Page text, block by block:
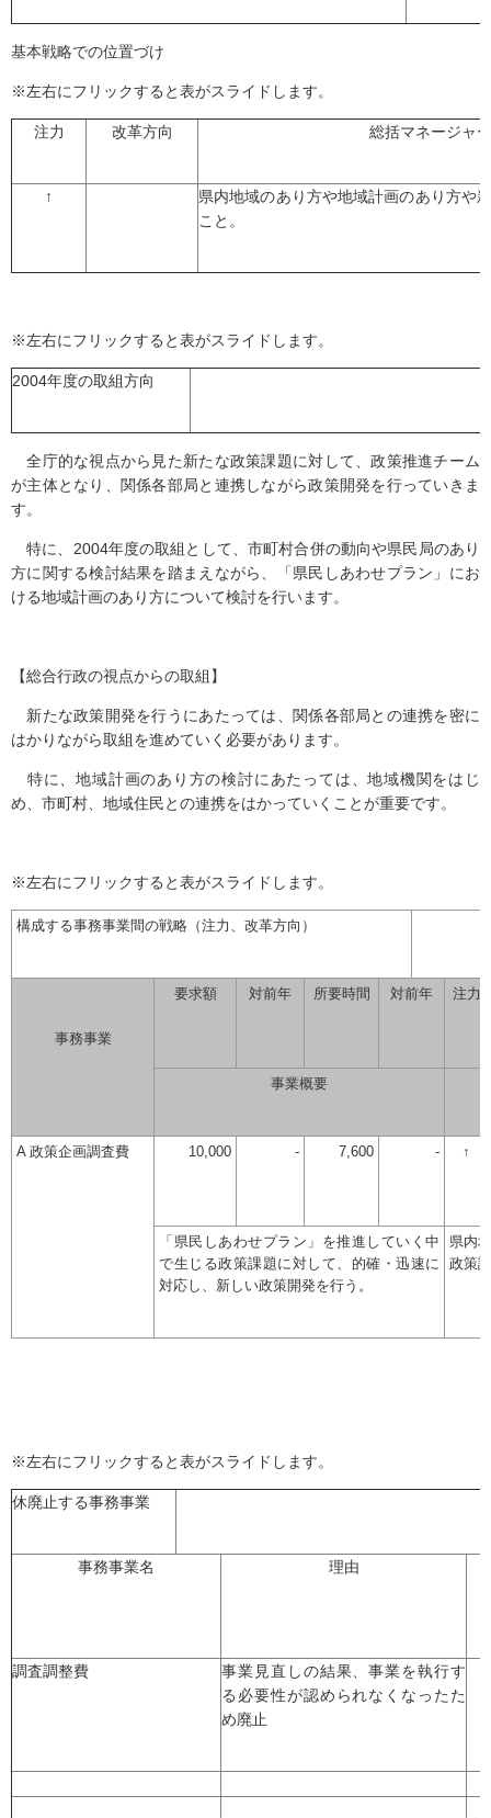
基本戦略での位置づけ
※左右にフリックすると表がスライドします。
注力 改革方向 総括マネージャ
↑
県内地域のあり方や地域計画のあり方や
こと。
※左右にフリックすると表がスライドします。
2004年度の取組方向
全庁的な視点から見た新たな政策課題に対して、政策推進チーム
が主体となり、関係各部局と連携しながら政策開発を行っていきま
す。
特に、2004年度の取組として、市町村合併の動向や県民局のあり
方に関する検討結果を踏まえながら、「県民しあわせプラン」にお
ける地域計画のあり方について検討を行います。
【総合行政の視点からの取組】
新たな政策開発を行うにあたっては、関係各部局との連携を密に
はかりながら取組を進めていく必要があります。
特に、地域計画のあり方の検討にあたっては、地域機関をはじ
め、市町村、地域住民との連携をはかっていくことが重要です。
※左右にフリックすると表がスライドします。
構成する事務事業間の戦略（注力、改革方向）
事務事業
要求額 対前年 所要時間 対前年 注力
事業概要
A 政策企画調査費 10,000 - 7,600 - ↑
「県民しあわせプラン」を推進していく中
で生じる政策課題に対して、的確・迅速に
対応し、新しい政策開発を行う。
県内
政策
※左右にフリックすると表がスライドします。
休廃止する事務事業
事務事業名 理由
調査調整費
事業見直しの結果、事業を執行す
る必要性が認められなくなったた
め廃止